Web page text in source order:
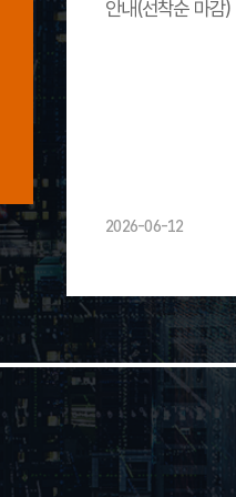
안내(선착순 마감)
2026-06-12